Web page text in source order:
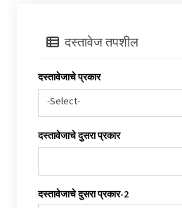
दस्तावेज तपशील
दस्तावेजाचे प्रकार
-Select-
दस्तावेजाचे दुसरा प्रकार
दस्तावेजाचे दुसरा प्रकार-2